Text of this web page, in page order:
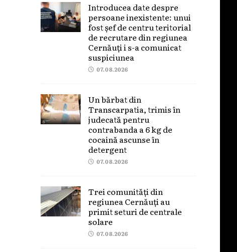
Introducea date despre
persoane inexistente: unui
fost șef de centru teritorial
de recrutare din regiunea
Cernăuți i s-a comunicat
suspiciunea
07.08.2026
Un bărbat din
Transcarpatia, trimis în
judecată pentru
contrabanda a 6 kg de
cocaină ascunse în
detergent
07.08.2026
Trei comunități din
regiunea Cernăuți au
primit seturi de centrale
solare
07.08.2026